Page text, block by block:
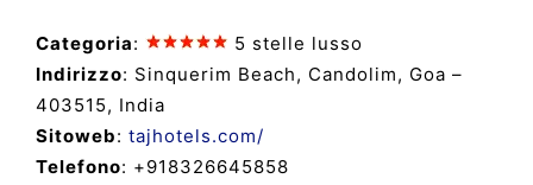
Categoria:
5 stelle lusso
Indirizzo: Sinquerim Beach, Candolim, Goa –
403515, India
Sitoweb: tajhotels.com/
Telefono: +918326645858